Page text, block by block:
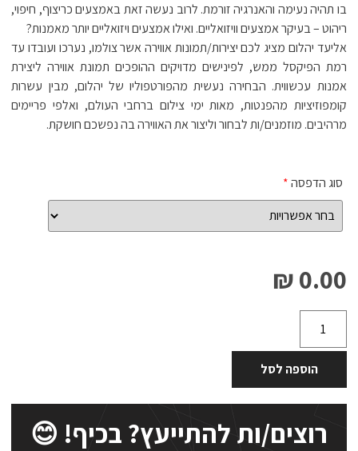
בו תהיה נעימה והאנרגיה זורמת. לרוב נעשה זאת באמצעים כריצוף, חיפוי,
ריהוט – בעיקר אמצעים וויזואליים. ואילו אמצעים ויזואליים יותר מאמנות?
אליעד יהלום מציג לכם יצירות/תמונות אווירה אשר צולמו, נערכו ועובדו עד
רמת הפיקסל ממש, לפינישים מדויקים ההופכים תמונת אווירה ליצירת
אמנות עכשווית. הבחירה נעשית מהפורטפוליו של יהלום, מבין עשרות
קומפוזיציות מהפנטות, מאות ימי צילום ברחבי העולם, ואלפי פריימים
מרהיבים. מוזמנים/ות לבחור וליצור את האווירה בה נפשכם חושקת.
סוג הדפסה*
0.00 ₪
הוספה לסל
רוצים/ות להתייעץ? בכיף! 😊